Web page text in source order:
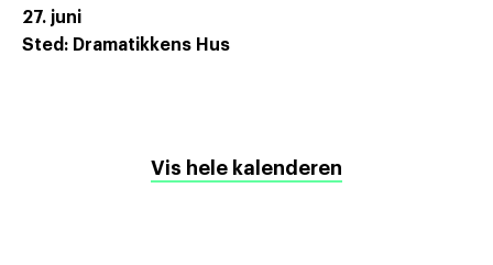
27. juni
Sted: Dramatikkens Hus
Vis hele kalenderen